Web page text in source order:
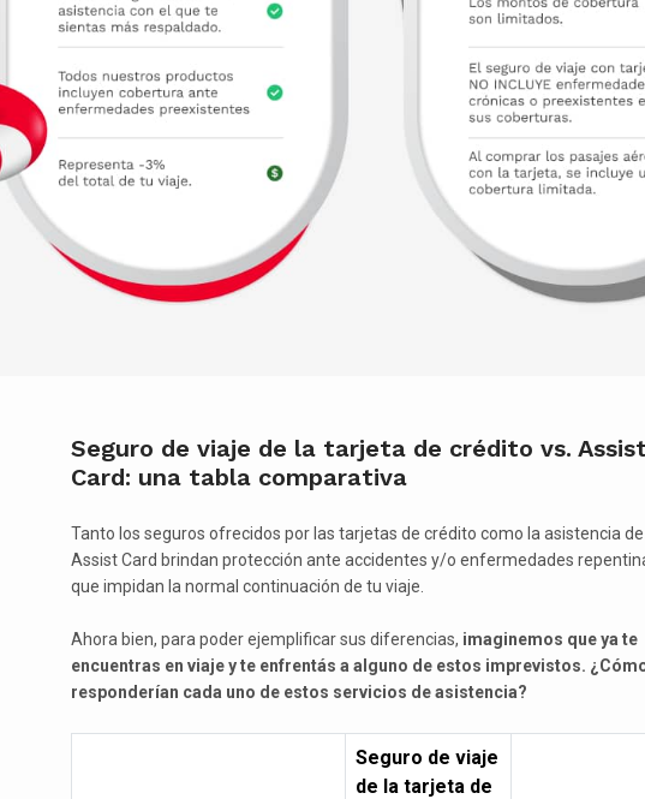
Seguro de viaje de la tarjeta de crédito vs.
Card: una tabla comparativa
Tanto los seguros ofrecidos por las tarjetas de crédito como la asistencia de
Assist Card brindan protección ante accidentes y/o enfermedades
que impidan la normal continuación de tu viaje.
Ahora bien, para poder ejemplificar sus diferencias, imaginemos que ya te
encuentras en viaje y te enfrentás a alguno de estos imprevistos.
responderían cada uno de estos servicios de asistencia?
Seguro de viaje
de la tarjeta de